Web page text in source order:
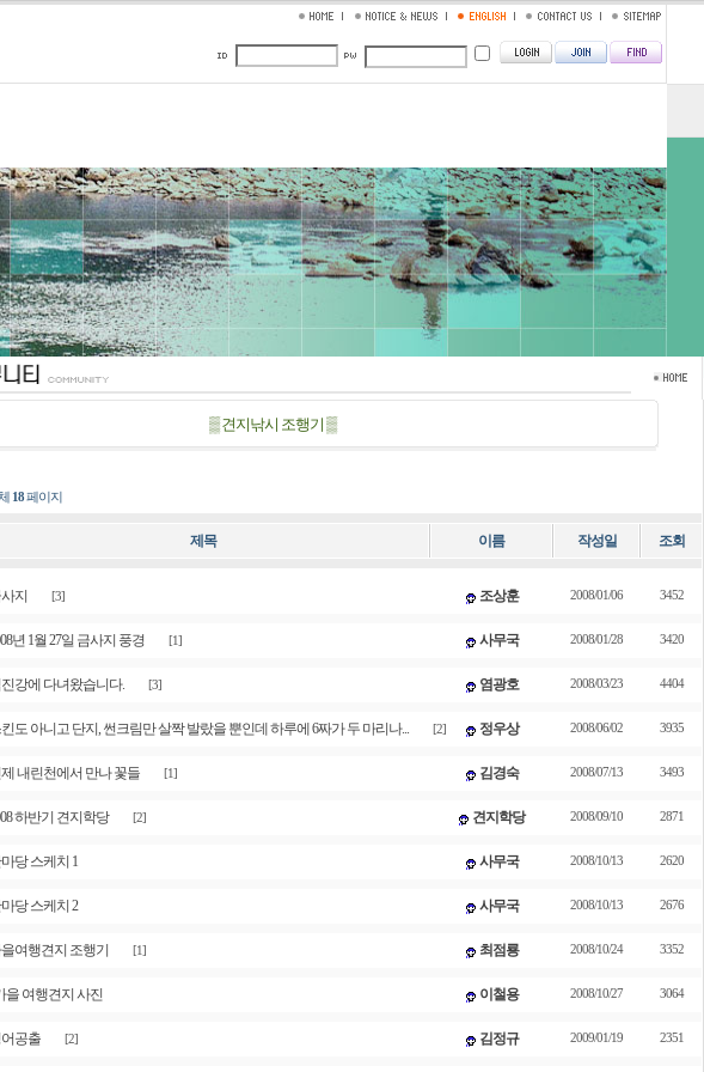
▒ 견지낚시 조행기 ▒
18페이지
제목 이름 작성일 조회
지 [3] 조상훈 2008/01/06 3452
년 1월 27일 금사지 풍경 [1] 사무국 2008/01/28 3420
강에 다녀왔습니다. [3] 염광호 2008/03/23 4404
도 아니고 단지, 썬크림만 살짝 발랐을 뿐인데 하루에 6짜가 두 마리나... [2] 정우상 2008/06/02 3935
내린천에서 만나 꽃들 [1] 김경숙 2008/07/13 3493
하반기 견지학당 [2] 견지학당 2008/09/10 2871
당 스케치 1 사무국 2008/10/13 2620
당 스케치 2 사무국 2008/10/13 2676
여행견지 조행기 [1] 최점룡 2008/10/24 3352
을 여행견지 사진 이철용 2008/10/27 3064
공출 [2] 김정규 2009/01/19 2351